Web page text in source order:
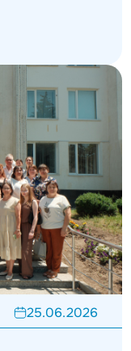
25.06.2026